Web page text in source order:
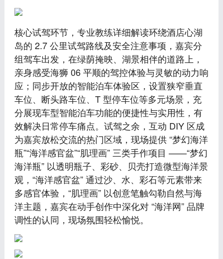
核心试驾环节，专业教练详细解读环绕酒店心湖
岛的 2.7 公里试驾路线及安全注意事项，嘉宾分
组驾车出发，在绿荫掩映、湖景相伴的道路上，
亲身感受海狮 06 平顺的驾控体验与灵敏的动力响
应；同步开放的智能泊车体验区，设置狭窄垂直
车位、断头路车位、T 型停车位等多元场景，充
分展现车型智能泊车功能的便捷性与实用性，有
效解决日常停车痛点。试驾之余，互动 DIY 区成
为嘉宾放松交流的热门区域，现场提供 “梦幻海洋
瓶”“海洋感官盆”“肌理画” 三类手作项目 ——“梦幻
海洋瓶” 以透明瓶子、彩砂、贝壳打造微型海洋景
观，“海洋感官盆” 通过沙、水、彩石等元素带来
多感官体验，“肌理画” 以创意笔触勾勒自然与海
洋主题，嘉宾在动手创作中深化对 “海洋网” 品牌
调性的认同，现场氛围轻松愉悦。